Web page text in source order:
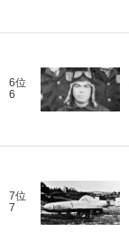
6位
6
7位
7